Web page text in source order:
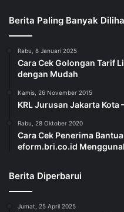
Berita Paling Banyak
Rabu, 8 Januari 2025
Cara Cek Golongan Tarif
dengan Mudah
Kamis, 26 November 2015
KRL Jurusan Jakarta Kota
Rabu, 28 Oktober 2020
Cara Cek Penerima
eform.bri.co.id
Berita Diperbarui
Jumat, 25 April 2025